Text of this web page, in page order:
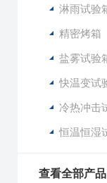
淋雨试验
精密烤箱
盐雾试验
快温变试
冷热冲击
恒温恒湿
查看全部产品